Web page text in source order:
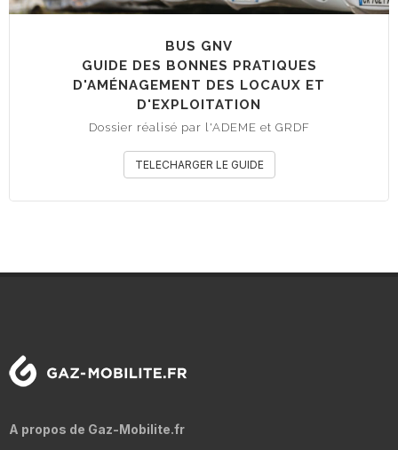
BUS GNV
GUIDE DES BONNES PRATIQUES
D'AMÉNAGEMENT DES LOCAUX ET
D'EXPLOITATION
Dossier réalisé par l'ADEME et GRDF
TELECHARGER LE GUIDE
A propos de Gaz-Mobilite.fr